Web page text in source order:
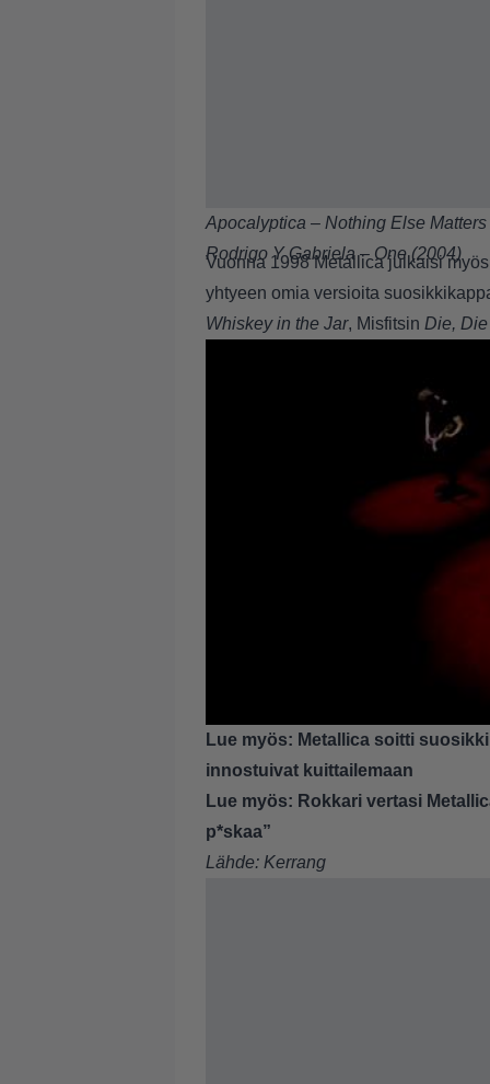
Apocalyptica – Nothing Else
Rodrigo Y Gabriela – One (2004)
Vuonna 1998 Metallica julkaisi
yhtyeen omia versioita
Whiskey in the Jar, Misfitsin Die,
Lue myös: Metallica soitti
innostuivat kuittailemaan
Lue myös: Rokkari vertasi
p*skaa”
Lähde: Kerrang